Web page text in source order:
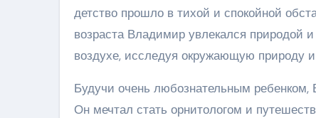
детство прошло в тихой и спокойной
возраста Владимир увлекался природой
воздухе, исследуя окружающую природу
Будучи очень любознательным ребенком,
Он мечтал стать орнитологом и